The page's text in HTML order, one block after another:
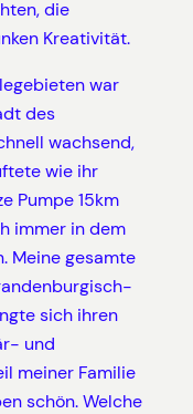
die
Kreativität.
war
des
wachsend,
wie ihr
Pumpe 15km
immer in dem
Meine gesamte
sich ihren
und
meiner Familie
schön. Welche